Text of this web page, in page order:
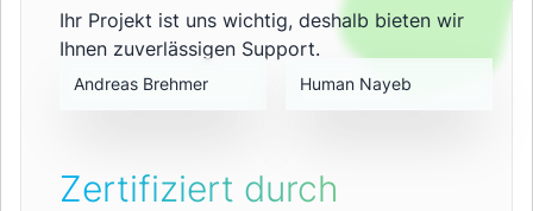
Ihr Projekt ist uns wichtig, deshalb bieten wir
Ihnen zuverlässigen Support.
Andreas Brehmer Human Nayeb
Zertifiziert durch